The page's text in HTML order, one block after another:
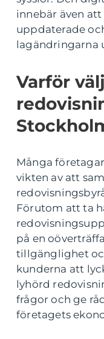
innebär även
uppdaterade
lagändringarna
Varför
Många
vikten av att
Förutom att ta
på en
tillgänglighet
kunderna att
lyhörd
frågor och ge
företagets